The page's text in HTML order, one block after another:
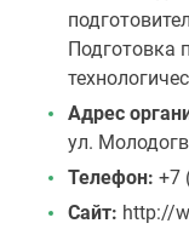
Подготовка
Адрес
ул.
Телефон: +7
Сайт: http://